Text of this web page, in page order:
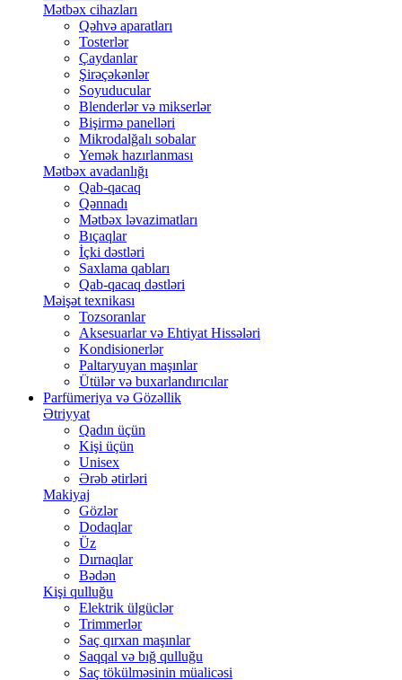
Mətbəx cihazları
Qəhvə aparatları
Tosterlər
Çaydanlar
Şirəçəkənlər
Soyuducular
Blenderlər və mikserlər
Bişirmə panelləri
Mikrodalğalı sobalar
Yemək hazırlanması
Mətbəx avadanlığı
Qab-qacaq
Qənnadı
Mətbəx ləvazimatları
Bıçaqlar
İçki dəstləri
Saxlama qabları
Qab-qacaq dəstləri
Məişət texnikası
Tozsoranlar
Aksesuarlar və Ehtiyat Hissələri
Kondisionerlər
Paltaryuyan maşınlar
Ütülər və buxarlandırıcılar
Parfümeriya və Gözəllik
Ətriyyat
Qadın üçün
Kişi üçün
Unisex
Ərəb ətirləri
Makiyaj
Gözlər
Dodaqlar
Üz
Dırnaqlar
Bədən
Kişi qulluğu
Elektrik ülgüclər
Trimmerlər
Saç qırxan maşınlar
Saqqal və bığ qulluğu
Saç tökülməsinin müalicəsi